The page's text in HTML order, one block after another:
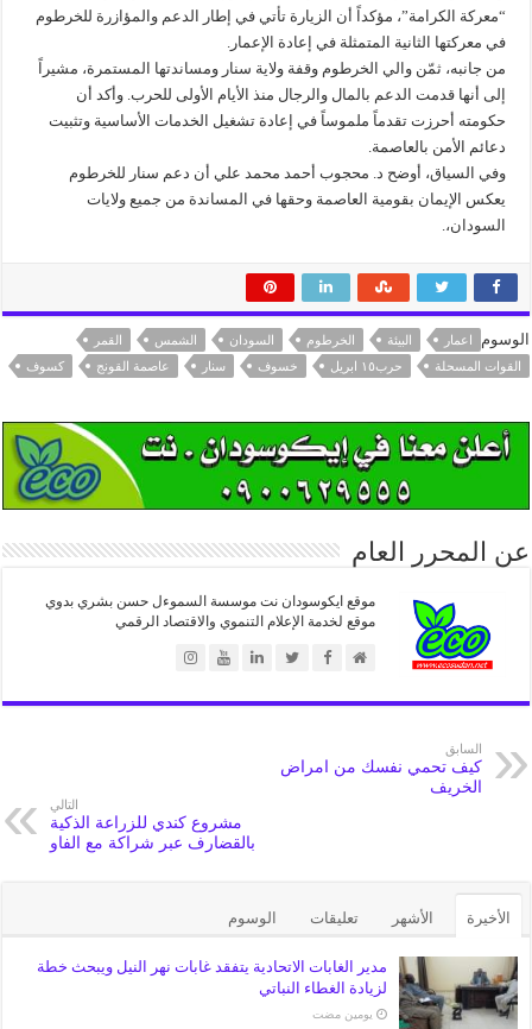
“معركة الكرامة”، مؤكداً أن الزيارة تأتي في إطار الدعم والمؤازرة للخرطوم
في معركتها الثانية المتمثلة في إعادة الإعمار.
من جانبه، ثمّن والي الخرطوم وقفة ولاية سنار ومساندتها المستمرة، مشيراً
إلى أنها قدمت الدعم بالمال والرجال منذ الأيام الأولى للحرب. وأكد أن
حكومته أحرزت تقدماً ملموساً في إعادة تشغيل الخدمات الأساسية وتثبيت
دعائم الأمن بالعاصمة.
وفي السياق، أوضح د. محجوب أحمد محمد علي أن دعم سنار للخرطوم
يعكس الإيمان بقومية العاصمة وحقها في المساندة من جميع ولايات
السودان،.
الوسوم اعمار البيئة الخرطوم السودان الشمس
القمر
القوات المسحلة
حرب١٥ ابريل خسوف سنار عاصمة القونج كسوف
عن المحرر العام
موقع ايكوسودان نت موسسة السموءل حسن بشري بدوي
موقع لخدمة الإعلام التنموي والاقتصاد الرقمي
السابق
كيف تحمي نفسك من امراض
الخريف
التالي
مشروع كندي للزراعة الذكية
بالقضارف عبر شراكة مع الفاو
الأخيرة الأشهر تعليقات الوسوم
مدير الغابات الاتحادية يتفقد غابات نهر النيل ويبحث خطة
لزيادة الغطاء النباتي
‏يومين مضت